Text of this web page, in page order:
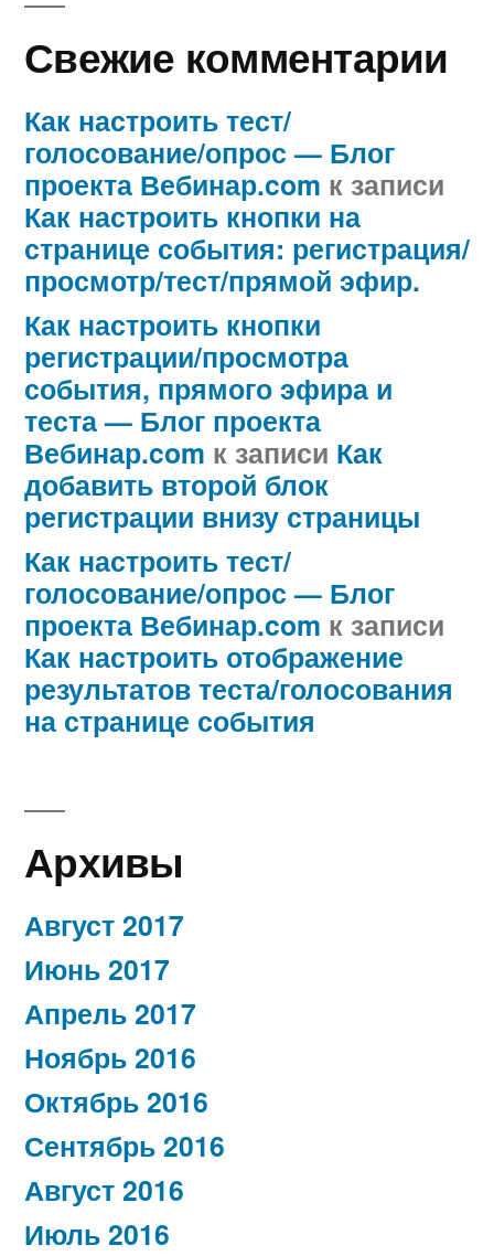
Свежие комментарии
Как настроить тест/
голосование/опрос — Блог
проекта Вебинар.com к записи
Как настроить кнопки на
странице события: регистрация/
просмотр/тест/прямой эфир.
Как настроить кнопки
регистрации/просмотра
события, прямого эфира и
теста — Блог проекта
Вебинар.com к записи Как
добавить второй блок
регистрации внизу страницы
Как настроить тест/
голосование/опрос — Блог
проекта Вебинар.com к записи
Как настроить отображение
результатов теста/голосования
на странице события
Архивы
Август 2017
Июнь 2017
Апрель 2017
Ноябрь 2016
Октябрь 2016
Сентябрь 2016
Август 2016
Июль 2016